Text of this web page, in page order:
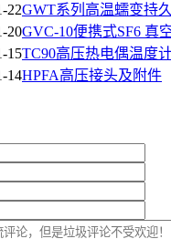
22GWT系列高温蠕变持
20GVC-10便携式SF6 真
15TC90高压热电偶温度
14HPFA高压接头及附件